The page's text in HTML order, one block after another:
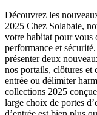
Découvrez les
2025 Chez Solabaie,
votre habitat pour vous
performance et
présenter deux
nos portails, clôtures et
entrée ou délimiter
collections 2025
large choix de portes